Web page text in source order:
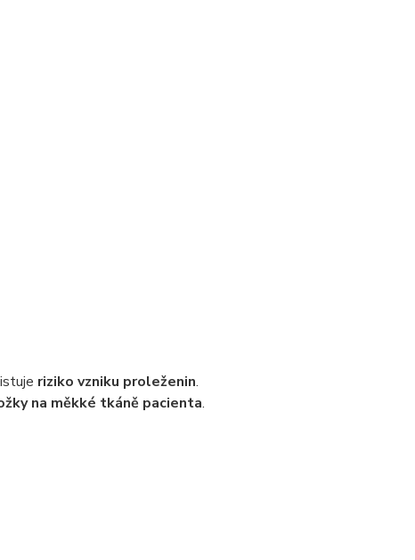
riziko vzniku proleženin.
na měkké tkáně pacienta.